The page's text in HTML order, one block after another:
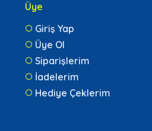
Üye
Giriş Yap
Üye Ol
Siparişlerim
İadelerim
Hediye Çeklerim